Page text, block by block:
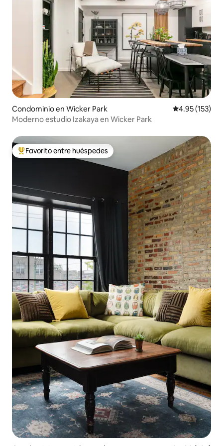
Condominio en Wicker Park Calificación
4.95 (153)
Moderno estudio Izakaya en Wicker Park
De los mejores en Favorito entre huéspedes
Favorito entre huéspedes